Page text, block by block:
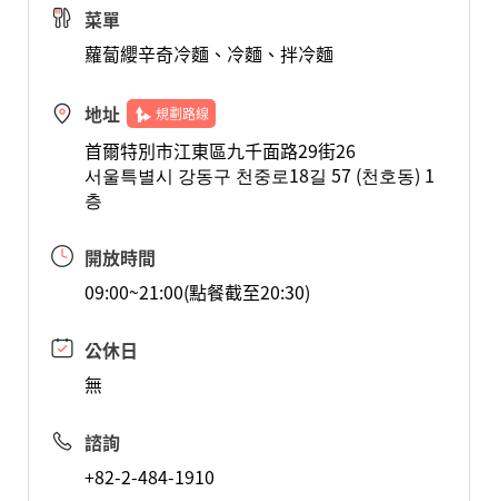
菜單
蘿蔔纓辛奇冷麵、冷麵、拌冷麵
地址 規劃路線
首爾特別市江東區九千面路29街26
서울특별시 강동구 천중로18길 57 (천호동) 1
층
開放時間
09:00~21:00(點餐截至20:30)
公休日
無
諮詢
+82-2-484-1910